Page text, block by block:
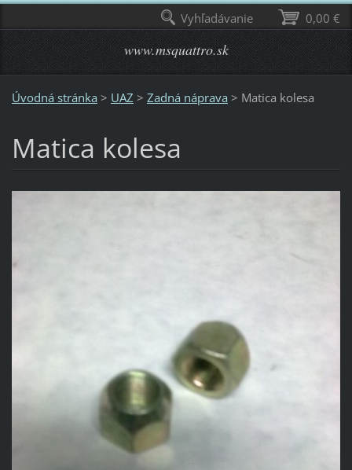
www.msquattro.sk
Úvodná stránka > UAZ > Zadná náprava > Matica kolesa
Matica kolesa
0,00 €
Vyhľadávanie